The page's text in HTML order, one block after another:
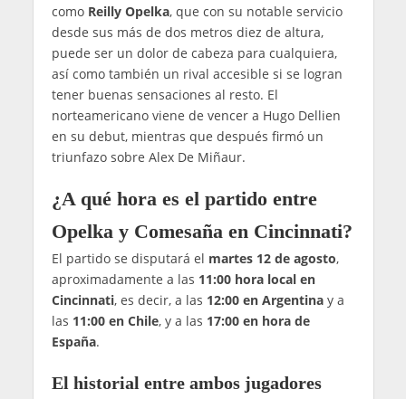
como Reilly Opelka, que con su notable servicio
desde sus más de dos metros diez de altura,
puede ser un dolor de cabeza para cualquiera,
así como también un rival accesible si se logran
tener buenas sensaciones al resto. El
norteamericano viene de vencer a Hugo Dellien
en su debut, mientras que después firmó un
triunfazo sobre Alex De Miñaur.
¿A qué hora es el partido entre
Opelka y Comesaña en Cincinnati?
El partido se disputará el martes 12 de agosto,
aproximadamente a las 11:00 hora local en
Cincinnati, es decir, a las 12:00 en Argentina y a
las 11:00 en Chile, y a las 17:00 en hora de
España.
El historial entre ambos jugadores